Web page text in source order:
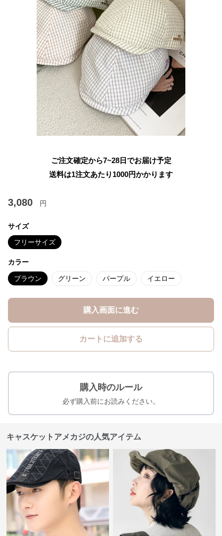
ご注文確定から7~28日でお届け予定
送料は1注文あたり 1000円かかります
3,080 円
サイズ
フリーサイズ
カラー
ブラウン グリーン パープル イエロー
購入画面に進む
カートに追加する
購入時のルール
必ず購入前にお読みください。
キャスケットアメカジの人気アイテム